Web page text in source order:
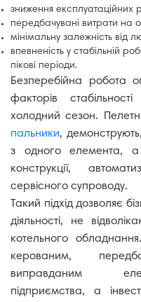
зниження експлуатаційних
передбачувані витрати на
мінімальну залежність від
впевненість у стабільній
пікові періоди.
Безперебійна робота
факторів
холодний сезон.
пальники,
з одного елемента, а
конструкції,
сервісного супроводу.
Такий підхід дозволяє
діяльності, не
котельного
керованим,
виправданим
підприємства, а